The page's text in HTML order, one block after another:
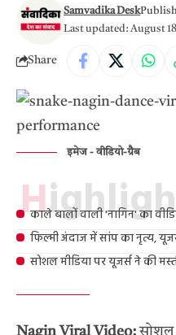
Last updated: August
Samvadika Desk
Share
इमेज - वीडियो-ग्रैब
काले बालों वाली 'नागिन' का
फिल्मी अंदाज में सांप का नृत्य,
सोशल मीडिया पर यूजर्स ने की
Nagin Viral Video:सोशल